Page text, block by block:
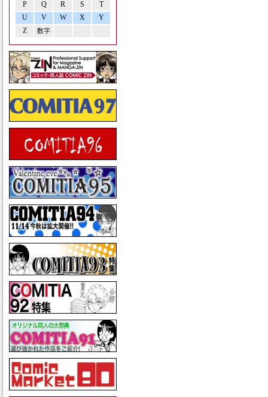
P Q R S
T
U
V W X
Y
Z
数字